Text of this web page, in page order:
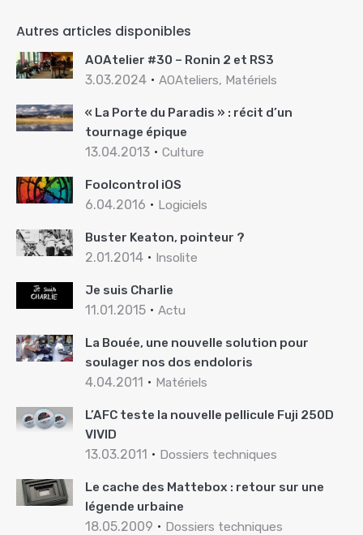
Autres articles disponibles
AOAtelier #30 – Ronin 2 et RS3
3.03.2024 AOAteliers, Matériels
« La Porte du Paradis » : récit d’un
tournage épique
13.04.2013 Culture
Foolcontrol iOS
6.04.2016 Logiciels
Buster Keaton, pointeur ?
2.01.2014 Insolite
Je suis Charlie
11.01.2015 Actu
La Bouée, une nouvelle solution pour
soulager nos dos endoloris
4.04.2011 Matériels
L’AFC teste la nouvelle pellicule Fuji 250D
VIVID
13.03.2011 Dossiers techniques
Le cache des Mattebox : retour sur une
légende urbaine
18.05.2009 Dossiers techniques